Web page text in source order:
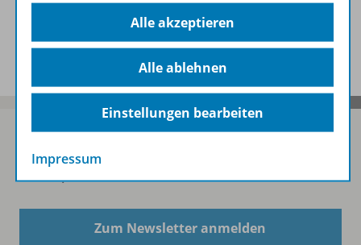
Spar-Pakete
Zum Newsletter anmelden
Alle akzeptieren
Alle ablehnen
Einstellungen bearbeiten
Impressum